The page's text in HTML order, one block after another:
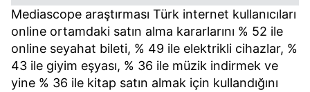
Mediascope araştırması Türk internet kullanıcıları
online ortamdaki satın alma kararlarını % 52 ile
online seyahat bileti, % 49 ile elektrikli cihazlar, %
43 ile giyim eşyası, % 36 ile müzik indirmek ve
yine % 36 ile kitap satın almak için kullandığını